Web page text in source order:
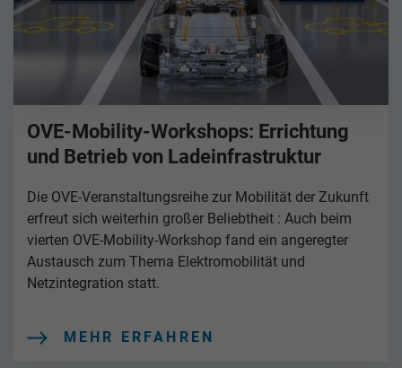
OVE-Mobility-Workshops: Errichtung
und Betrieb von Ladeinfrastruktur
Die OVE-Veranstaltungsreihe zur Mobilität der Zukunft
erfreut sich weiterhin großer Beliebtheit : Auch beim
vierten OVE-Mobility-Workshop fand ein angeregter
Austausch zum Thema Elektromobilität und
Netzintegration statt.
MEHR ERFAHREN